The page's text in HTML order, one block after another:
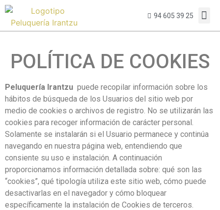
94 605 39 25
POLÍTICA DE COOKIES
Peluquería Irantzu puede recopilar información sobre los
hábitos de búsqueda de los Usuarios del sitio web por
medio de cookies o archivos de registro. No se utilizarán las
cookies para recoger información de carácter personal.
Solamente se instalarán si el Usuario permanece y continúa
navegando en nuestra página web, entendiendo que
consiente su uso e instalación. A continuación
proporcionamos información detallada sobre: qué son las
“cookies”, qué tipología utiliza este sitio web, cómo puede
desactivarlas en el navegador y cómo bloquear
específicamente la instalación de Cookies de terceros.